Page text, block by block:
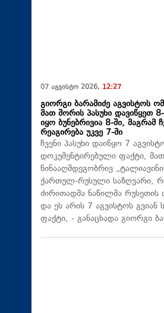
07 აგვისტო 2026, 12:27
გიორგი ბარამიძე აგვისტოს
მათ შორის პასუხი დავიწყეთ
იყო ბუნებრივია 8-ში, მაგრამ
რეაგირება უკვე 7-ში
ჩვენი პასუხი დაიწყო 7
დოკუმენტირებული ფაქტი,
წინააღმდეგობრივ
ქართულ-რუსული საზღვარი,
ძირითადმა ნაწილმა რუსეთის
და ეს არის 7 აგვისტოს გვიან
ფაქტი, - განაცხადა გიორგი